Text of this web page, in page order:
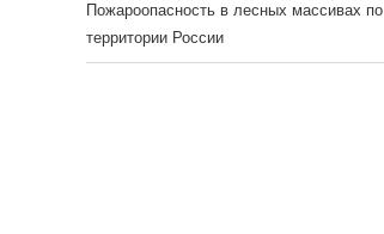
Пожароопасность в лесных массивах по
территории России